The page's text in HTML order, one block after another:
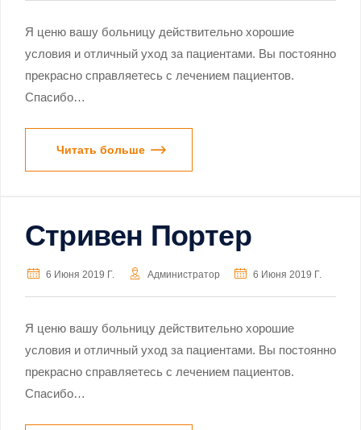
Я ценю вашу больницу действительно хорошие
условия и отличный уход за пациентами. Вы постоянно
прекрасно справляетесь с лечением пациентов.
Спасибо…
Читать больше
Стривен Портер
6 Июня 2019 Г. Администратор 6 Июня 2019 Г.
Я ценю вашу больницу действительно хорошие
условия и отличный уход за пациентами. Вы постоянно
прекрасно справляетесь с лечением пациентов.
Спасибо…